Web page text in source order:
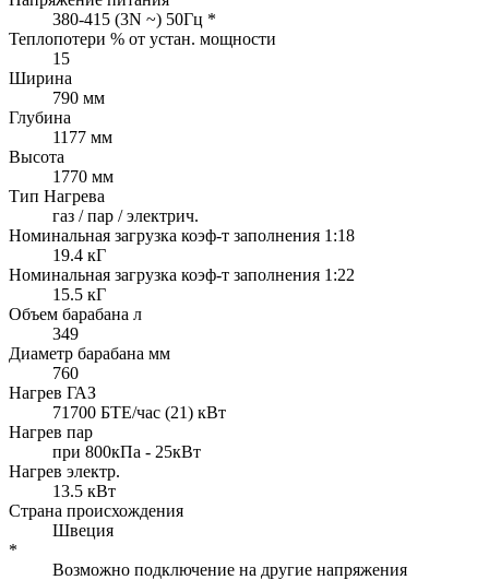
380-415 (3N ~) 50Гц *
Теплопотери % от устан. мощности
15
Ширина
790 мм
Глубина
1177 мм
Высота
1770 мм
Тип Нагрева
газ / пар / электрич.
Номинальная загрузка коэф-т заполнения 1:18
19.4 кГ
Номинальная загрузка коэф-т заполнения 1:22
15.5 кГ
Объем барабана л
349
Диаметр барабана мм
760
Нагрев ГАЗ
71700 БТЕ/час (21) кВт
Нагрев пар
при 800кПа - 25кВт
Нагрев электр.
13.5 кВт
Страна происхождения
Швеция
*
Возможно подключение на другие напряжения